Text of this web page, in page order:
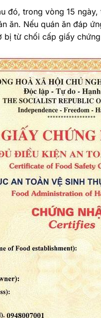
đó, trong vòng 15
ăn. Nếu quán ăn đáp
từ chối cấp giấy